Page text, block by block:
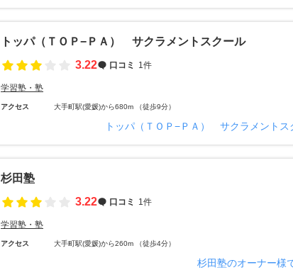
トッパ（ＴＯＰ−ＰＡ） サクラメントスクール
3.22
口コミ 1件
学習塾・塾
アクセス 大手町駅(愛媛)から680m （徒歩9分）
トッパ（ＴＯＰ−ＰＡ） サクラメントス
杉田塾
3.22
口コミ 1件
学習塾・塾
アクセス 大手町駅(愛媛)から260m （徒歩4分）
杉田塾のオーナー様